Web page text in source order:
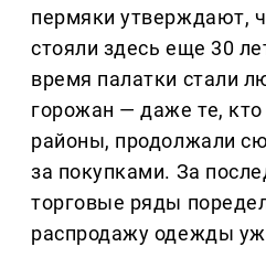
пермяки утверждают,
стояли здесь еще 30
время палатки стали
горожан — даже те, кто
районы, продолжали
за покупками. За
торговые ряды
распродажу одежды